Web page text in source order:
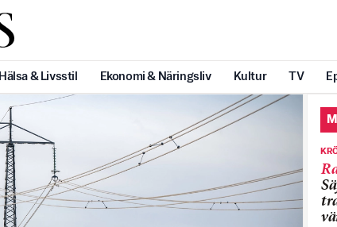
Hälsa & Livsstil Ekonomi & Näringsliv Kultur TV